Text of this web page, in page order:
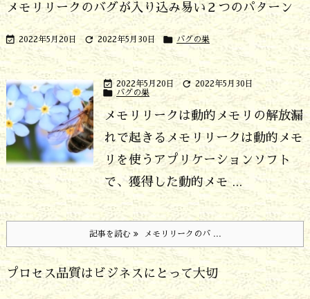
メモリリークのバグが入り込み易い２つのパターン
 2022年5月20日  2022年5月30日  バグの巣
 2022年5月20日  2022年5月30日
 バグの巣
メモリリークは動的メモリの解放漏
れで起きるメモリリークは動的メモ
リを使うアプリケーションソフト
で、獲得した動的メモ ...
記事を読む メモリリークのバ ...
プロセス品質はビジネスにとって大切